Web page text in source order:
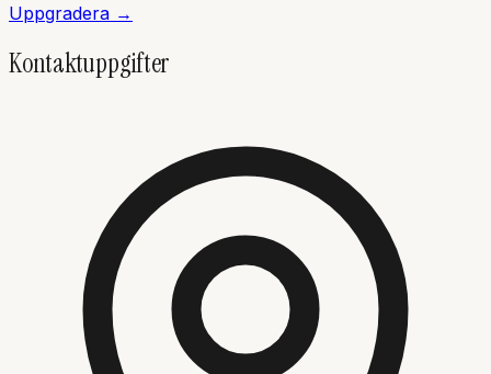
Uppgradera →
Kontaktuppgifter